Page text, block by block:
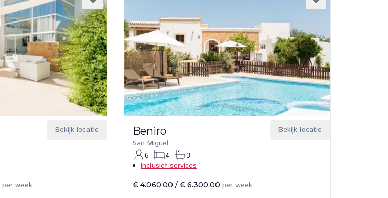
Bekijk locatie
per week
Bekijk locatie
Beniro
San Miguel
6
4
3
Inclusief services
€ 4.060,00 / € 6.300,00 per week